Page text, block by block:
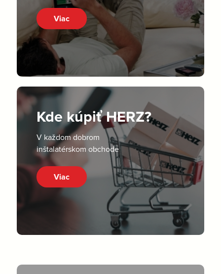
Viac
Kde kúpiť HERZ?
V každom dobrom
inštalatérskom obchode
Viac